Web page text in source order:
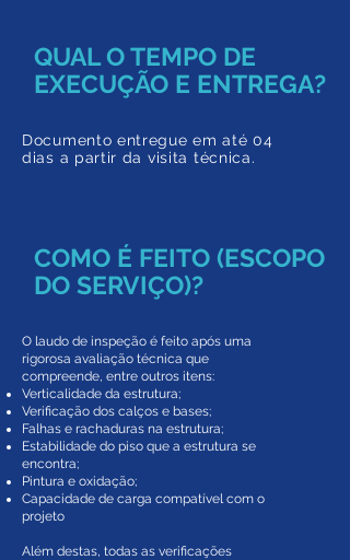
QUAL O TEMPO DE
EXECUÇÃO E ENTREGA?
Documento entregue em até 04
dias a partir da visita técnica.
COMO É FEITO (ESCOPO
DO SERVIÇO)?
O laudo de inspeção é feito após uma
rigorosa avaliação técnica que
compreende, entre outros itens:
Verticalidade da estrutura;
Verificação dos calços e bases;
Falhas e rachaduras na estrutura;
Estabilidade do piso que a estrutura se
encontra;
Pintura e oxidação;
Capacidade de carga compatível com o
projeto
Além destas, todas as verificações